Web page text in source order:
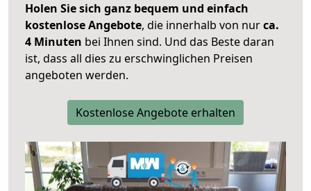
Holen Sie sich ganz bequem und einfach
kostenlose Angebote, die innerhalb von nurca.
4 Minuten bei Ihnen sind. Und das Beste daran
ist, dass all dies zu erschwinglichen Preisen
angeboten werden.
Kostenlose Angebote erhalten